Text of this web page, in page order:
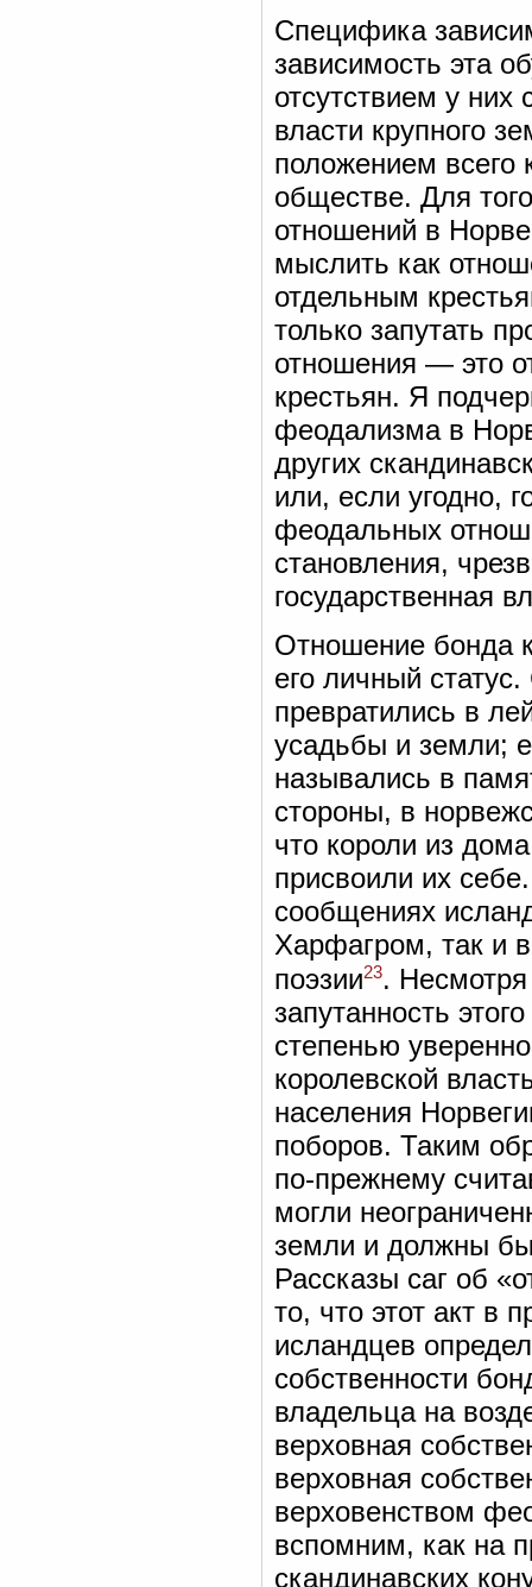
Специфика
зависимость эта
отсутствием у
власти крупного
положением всего
обществе. Для
отношений в
мыслить как
отдельным
только запутать
отношения — это
крестьян. Я
феодализма в
других
или, если угодно,
феодальных
становления,
государственная
Отношение бонда
его личный
превратились в
усадьбы и земли;
назывались в
стороны, в
что короли из
присвоили их
сообщениях
Харфагром, так и
поэзии23.
запутанность
степенью
королевской
населения
поборов. Таким
по-прежнему
могли
земли и должны
Рассказы саг об
то, что этот акт в
исландцев
собственности
владельца на
верховная
верховная
верховенством
вспомним, как на
скандинавских